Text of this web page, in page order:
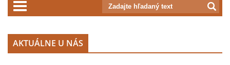
prepnut_navigaciu
AKTUÁLNE U NÁS